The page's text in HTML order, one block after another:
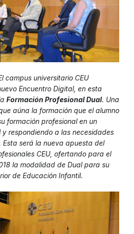
campus universitario CEU
Encuentro Digital, en esta
Formación Profesional Dual. Una
aúna la formación que el alumno
formación profesional en un
respondiendo a las necesidades
será la nueva apuesta del
CEU, ofertando para el
la modalidad de Dual para su
de Educación Infantil.